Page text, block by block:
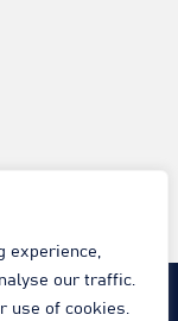
experience,
our traffic.
use of cookies.
& Co. KG Privacy